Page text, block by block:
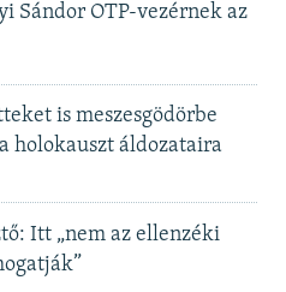
Sándor OTP-vezérnek az
is meszesgödörbe
holokauszt áldozataira
Itt „nem az ellenzéki